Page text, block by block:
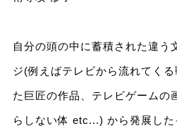
自分の頭の中に蓄積された違う
ジ(例えばテレビから流れてく
た巨匠の作品、テレビゲームの
らしない体 etc...) から発展した